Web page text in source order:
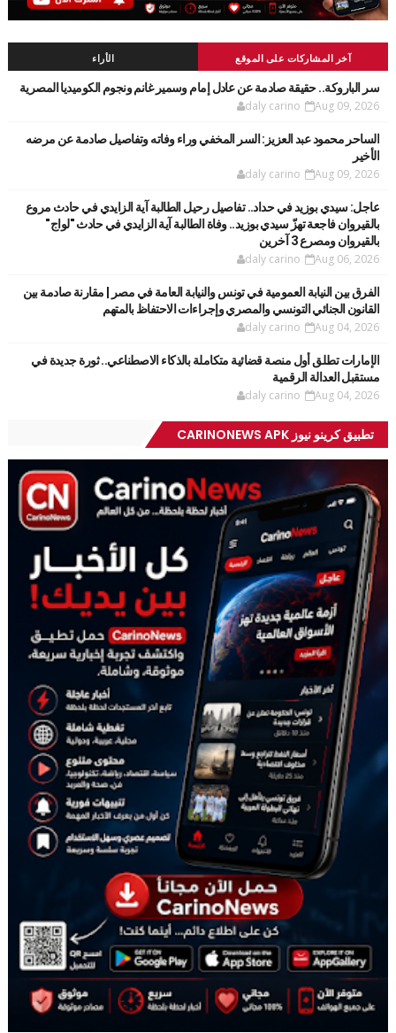
آخر المشاركات على الموقع الأراء
سر الباروكة.. حقيقة صادمة عن عادل إمام وسمير غانم ونجوم الكوميديا المصرية
daly carino Aug 09, 2026
الساحر محمود عبد العزيز: السر المخفي وراء وفاته وتفاصيل صادمة عن مرضه
الأخير
daly carino Aug 09, 2026
عاجل: سيدي بوزيد في حداد.. تفاصيل رحيل الطالبة آية الزايدي في حادث مروع
بالقيروان فاجعة تهزّ سيدي بوزيد.. وفاة الطالبة آية الزايدي في حادث "لواج"
بالقيروان ومصرع 3 آخرين
daly carino Aug 06, 2026
الفرق بين النيابة العمومية في تونس والنيابة العامة في مصر | مقارنة صادمة بين
القانون الجنائي التونسي والمصري وإجراءات الاحتفاظ بالمتهم
daly carino Aug 04, 2026
الإمارات تطلق أول منصة قضائية متكاملة بالذكاء الاصطناعي.. ثورة جديدة في
مستقبل العدالة الرقمية
daly carino Aug 04, 2026
تطبيق كرينو نيوز CARINONEWS APK